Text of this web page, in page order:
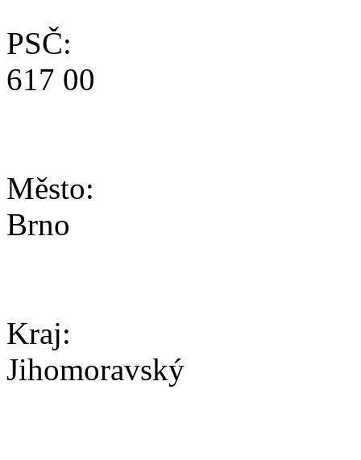
PSČ:
617 00
Město:
Brno
Kraj:
Jihomoravský